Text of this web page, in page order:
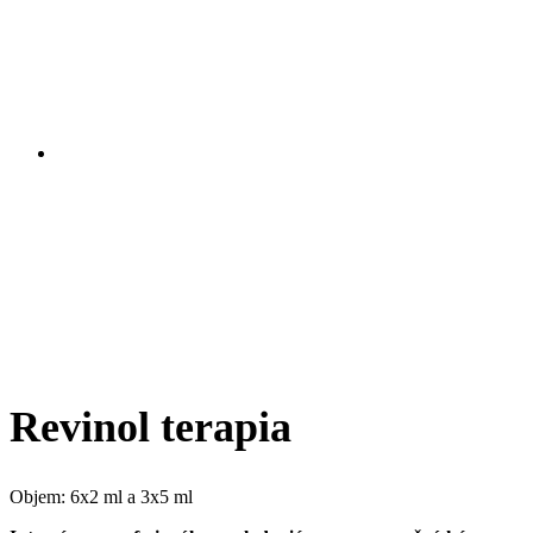
Revinol terapia
Objem: 6x2 ml a 3x5 ml